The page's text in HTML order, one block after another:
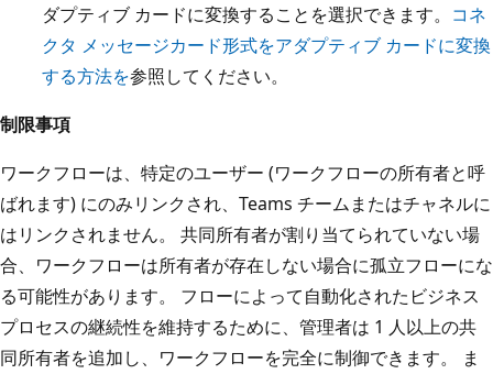
ダプティブ カードに変換することを選択できます。 コネ
クタ メッセージカード形式をアダプティブ カードに変換
する方法を参照してください。
制限事項
ワークフローは、特定のユーザー (ワークフローの所有者と呼
ばれます) にのみリンクされ、Teams チームまたはチャネルに
はリンクされません。 共同所有者が割り当てられていない場
合、ワークフローは所有者が存在しない場合に孤立フローにな
る可能性があります。 フローによって自動化されたビジネス
プロセスの継続性を維持するために、管理者は 1 人以上の共
同所有者を追加し、ワークフローを完全に制御できます。 ま